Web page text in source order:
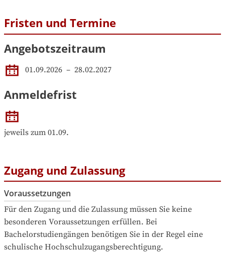
Fristen und Termine
Angebotszeitraum
01.09.2026 – 28.02.2027
Anmeldefrist
jeweils zum 01.09.
Zugang und Zulassung
Voraussetzungen
Für den Zugang und die Zulassung müssen Sie keine
besonderen Voraussetzungen erfüllen. Bei
Bachelorstudiengängen benötigen Sie in der Regel eine
schulische Hochschulzugangsberechtigung.